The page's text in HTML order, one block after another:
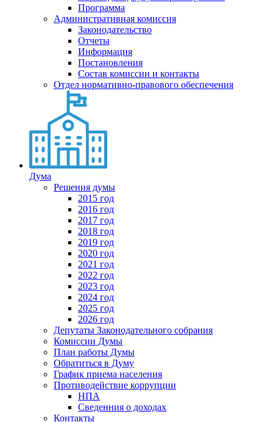
Программа
Административная комиссия
Законодательство
Отчеты
Информация
Постановления
Состав комиссии и контакты
Отдел нормативно-правового обеспечения
Дума
Решения думы
2015 год
2016 год
2017 год
2018 год
2019 год
2020 год
2021 год
2022 год
2023 год
2024 год
2025 год
2026 год
Депутаты Законодательного собрания
Комиссии Думы
План работы Думы
Обратиться в Думу
График приема населения
Противодействие коррупции
НПА
Сведенния о доходах
Контакты